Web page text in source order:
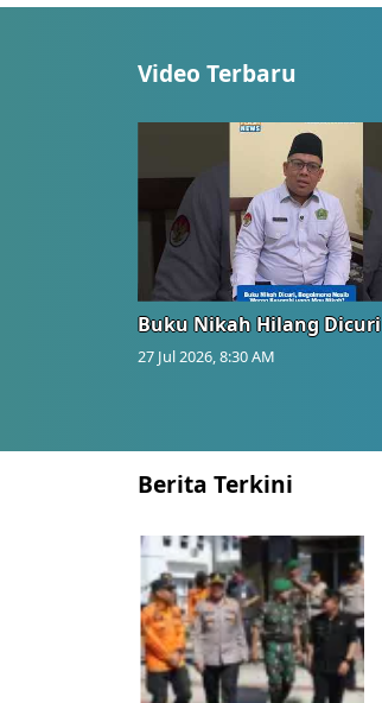
Video Terbaru
Buku Nikah Hilang Dicuri
27 Jul 2026, 8:30 AM
Berita Terkini